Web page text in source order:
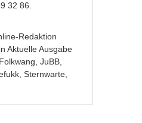
32 86.
Redaktion
Aktuelle Ausgabe
Folkwang ,JuBB
,Sternwarte